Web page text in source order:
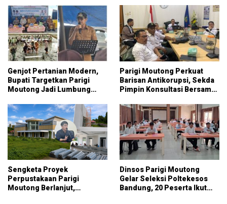
Genjot Pertanian Modern,
Bupati Targetkan Parigi
Moutong Jadi Lumbung
Parigi Moutong Perkuat
Barisan Antikorupsi, Sekda
Pimpin Konsultasi Bersama
Sengketa Proyek
Perpustakaan Parigi
Moutong Berlanjut,
Dinsos Parigi Moutong
Gelar Seleksi Poltekesos
Bandung, 20 Peserta Ikut